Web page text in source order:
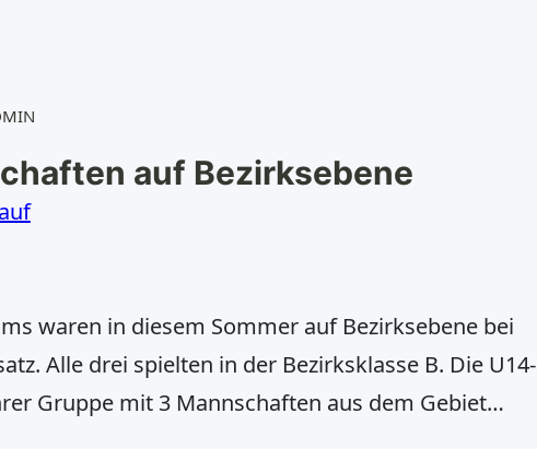
auf Bezirksebene
waren in diesem Sommer auf Bezirksebene bei
Alle drei spielten in der Bezirksklasse B. Die U14-
Gruppe mit 3 Mannschaften aus dem Gebiet